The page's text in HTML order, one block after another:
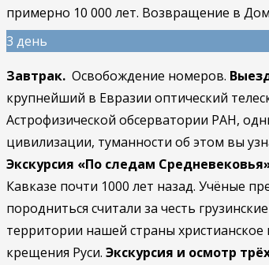
примерно 10 000 лет. Возвращение в
3 день
Завтрак. Освобождение номеров.
крупнейший в Евразии оптический
Астрофизической обсерватории РАН,
цивилизации, туманности об этом вы
Экскурсия «По следам
Кавказе почти 1000 лет назад. Учёные
породниться считали за честь
территории нашей страны христианское
крещения Руси. Экскурсия и осмотр